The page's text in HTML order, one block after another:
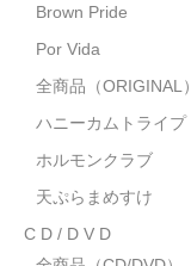
Japanese Rap
MotiveRecords
グ ッ ズ
Brown Pride
Por Vida
全商品（ORIGINAL）
ハニーカムトライプ
ホルモンクラブ
天ぷらまめすけ
C D / D V D